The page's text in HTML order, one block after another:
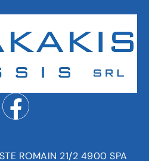
ROMAIN 21/2 4900 SPA